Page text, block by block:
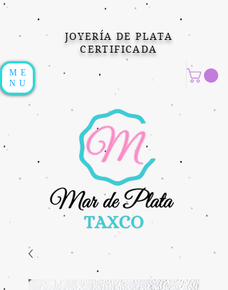
JOYERÍA DE PLATA
CERTIFICADA
ME
NU